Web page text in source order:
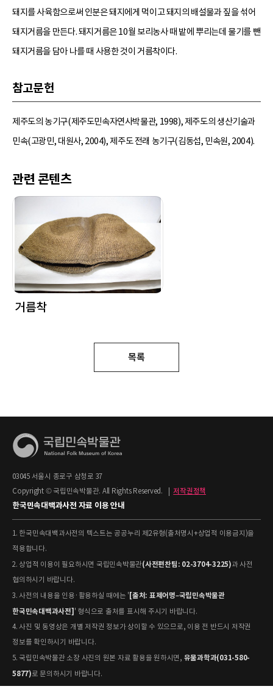
돼지를 사육함으로써 인분은 돼지에게 먹이고 돼지의 배설물과 짚을 섞어
돼지거름을 만든다. 돼지거름은 10월 보리농사 때 밭에 뿌리는데 물기를 뺀
돼지거름을 담아 나를 때 사용한 것이 거름착이다.
참고문헌
제주도의 농기구(제주도민속자연사박물관, 1998), 제주도의 생산기술과
민속(고광민, 대원사, 2004), 제주도 전래 농기구(김동섭, 민속원, 2004).
관련 콘텐츠
거름착
목록
03045 서울시 종로구 삼청로 37
Copyright © 국립민속박물관. All Rights Reserved.
저작권정책
한국민속대백과사전 자료 이용 안내
1. 한국민속대백과사전의 텍스트는 공공누리 제2유형(출처명시+상업적 이용금지)을
적용합니다.
2. 상업적 이용이 필요하시면 국립민속박물관(사전편찬팀: 02-3704-3225)과 사전
협의하시기 바랍니다.
3. 사전의 내용을 인용·활용하실 때에는 ' [출처: 표제어명–국립민속박물관
한국민속대백과사전] ' 형식으로 출처를 표시해 주시기 바랍니다.
4. 사진 및 동영상은 개별 저작권 정보가 상이할 수 있으므로, 이용 전 반드시 저작권
정보를 확인하시기 바랍니다.
5. 국립민속박물관 소장 사진의 원본 자료 활용을 원하시면, 유물과학과(031-580-
5877)로 문의하시기 바랍니다.